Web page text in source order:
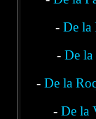
- De la
- De la
- De la
- De la